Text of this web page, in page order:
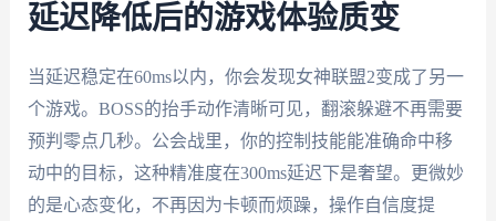
延迟降低后的游戏体验质变
当延迟稳定在60ms以内，你会发现女神联盟2变成了另一
个游戏。BOSS的抬手动作清晰可见，翻滚躲避不再需要
预判零点几秒。公会战里，你的控制技能能准确命中移
动中的目标，这种精准度在300ms延迟下是奢望。更微妙
的是心态变化，不再因为卡顿而烦躁，操作自信度提